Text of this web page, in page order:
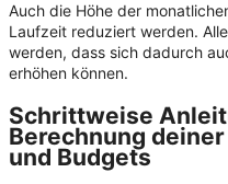
Auch die Höhe der
Laufzeit reduziert werden.
werden, dass sich dadurch
erhöhen können.
Schrittweise
Berechnung
und Budgets